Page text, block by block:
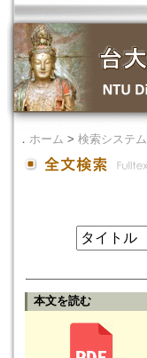
． ホーム > 検索システム
本文を読む